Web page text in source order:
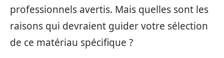
professionnels avertis. Mais quelles sont les
raisons qui devraient guider votre sélection
de ce matériau spécifique ?